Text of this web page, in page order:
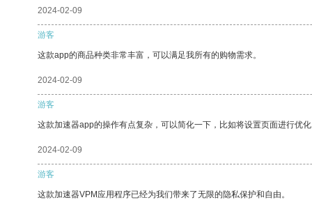
2024-02-09
游客
这款app的商品种类非常丰富，可以满足我所有的购物需求。
2024-02-09
游客
这款加速器app的操作有点复杂，可以简化一下，比如将设置页面进行优化
2024-02-09
游客
这款加速器VPM应用程序已经为我们带来了无限的隐私保护和自由。